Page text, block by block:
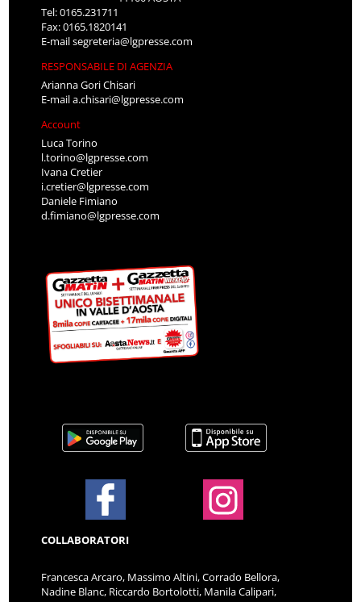
Tel: 0165.231711
Fax: 0165.1820141
E-mailsegreteria@lgpresse.com
RESPONSABILE DI AGENZIA
Arianna Gori Chisari
E-maila.chisari@lgpresse.com
Account
Luca Torino
l.torino@lgpresse.com
Ivana Cretier
i.cretier@lgpresse.com
Daniele Fimiano
d.fimiano@lgpresse.com
COLLABORATORI
Francesca Arcaro, Massimo Altini, Corrado Bellora,
Nadine Blanc, Riccardo Bortolotti, Manila Calipari,